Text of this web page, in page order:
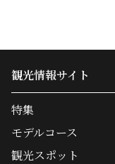
観光情報サイト
特集
モデルコース
観光スポット